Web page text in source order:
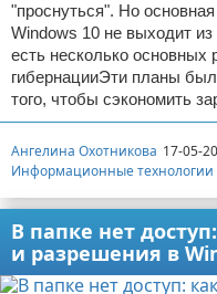
"проснуться". Но
Windows 10 не выходит
есть несколько
гибернацииЭти планы
того, чтобы сэкономить
Ангелина Охотникова 17-05-
Информационные технологии
В папке нет
и разрешения в